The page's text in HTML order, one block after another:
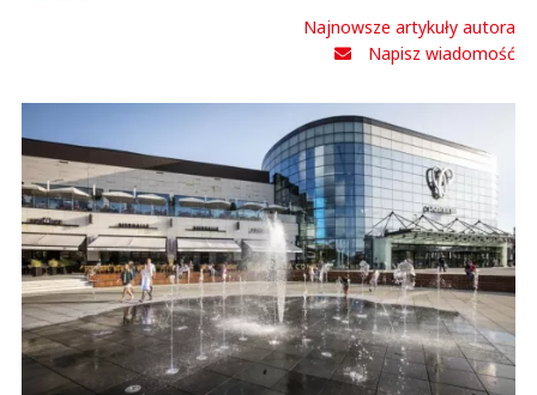
Najnowsze artykuły autora
Napisz wiadomość